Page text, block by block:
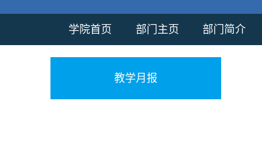
学院首页 部门主页 部门简介
教学月报